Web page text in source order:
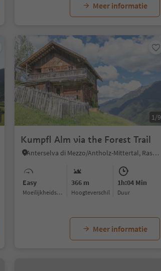
Meer informatie
1/9
Kumpfl Alm via the Forest Trail
Anterselva di Mezzo/Antholz-Mittertal, Rasen-Antholz/Rasun Anterselva, Dolomites Region Kronplatz/Plan de Corones
Easy
Moeilijkheidsgraad
366 m
Hoogteverschil
1h:04 Min
Duur
Meer informatie